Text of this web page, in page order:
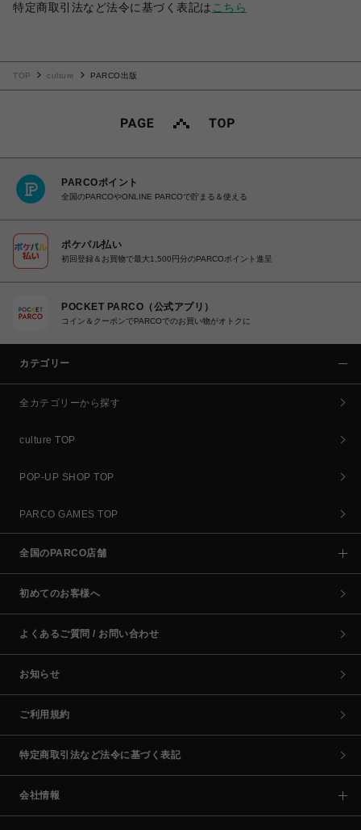
特定商取引法など法令に基づく表記は こちら
TOP culture PARCO出版
PARCOポイント
全国のPARCOやONLINE PARCOで貯まる＆使える
ポケパル払い
初回登録＆お買物で最大1,500円分のPARCOポイント進呈
POCKET PARCO（公式アプリ）
コイン＆クーポンでPARCOでのお買い物がオトクに
カテゴリー
全カテゴリーから探す
culture TOP
POP-UP SHOP TOP
PARCO GAMES TOP
全国のPARCO店舗
初めてのお客様へ
よくあるご質問 / お問い合わせ
お知らせ
ご利用規約
特定商取引法など法令に基づく表記
会社情報